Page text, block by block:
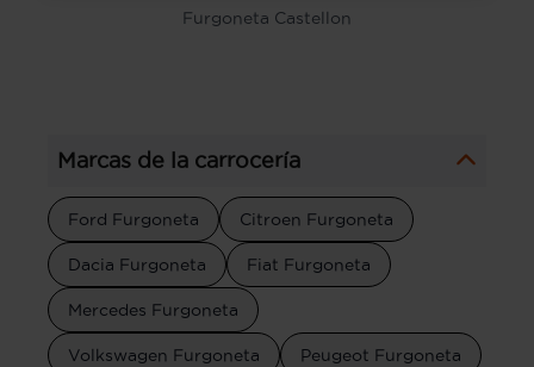
Furgoneta Castellon
Marcas de la carrocería
Ford Furgoneta Citroen Furgoneta
Dacia Furgoneta Fiat Furgoneta
Mercedes Furgoneta
Volkswagen Furgoneta Peugeot Furgoneta